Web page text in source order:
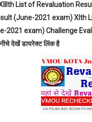
List of Revaluation
(June-2021 exam)
2021 exam) Challenge
देखें डायरेक्ट लिंक है